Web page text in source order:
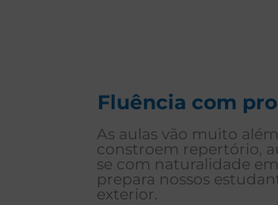
Fluência com
As aulas vão muito
constroem repertório,
se com naturalidade
prepara nossos
exterior.